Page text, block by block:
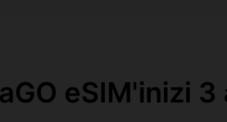
eSIM'inizi 3